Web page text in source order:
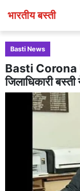
भारतीय बस्ती
Basti News
Basti Corona
जिलाधिकारी